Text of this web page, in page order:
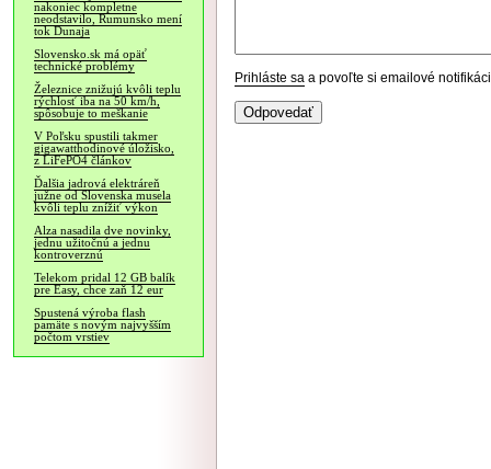
nakoniec kompletne
neodstavilo, Rumunsko mení
tok Dunaja
Slovensko.sk má opäť
technické problémy
Železnice znižujú kvôli teplu
rýchlosť iba na 50 km/h,
spôsobuje to meškanie
V Poľsku spustili takmer
gigawatthodinové úložisko,
z LiFePO4 článkov
Ďalšia jadrová elektráreň
južne od Slovenska musela
kvôli teplu znížiť výkon
Alza nasadila dve novinky,
jednu užitočnú a jednu
kontroverznú
Telekom pridal 12 GB balík
pre Easy, chce zaň 12 eur
Spustená výroba flash
pamäte s novým najvyšším
počtom vrstiev
Prihláste sa a povoľte si emailové